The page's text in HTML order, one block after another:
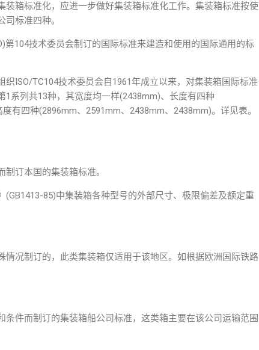
箱标准化，应进一步做好集装箱标准化工作。集装箱标准按使
标准四种。
第104技术委员会制订的国际标准来建造和使用的国际通用的标
ISO/TC104技术委员会自1961年成立以来，对集装箱国际标准
系列共13种，其宽度均一样(2438mm)、长度有四种
有四种(2896mm、2591mm、2438mm、2438mm)。详见表。
订本国的集装箱标准。
85)中集装箱各种型号的外部尺寸、极限偏差及额定重
情况制订的，此类集装箱仅适用于该地区。如根据欧洲国际铁路
件而制订的集装箱船公司标准，这类箱主要在该公司运输范围